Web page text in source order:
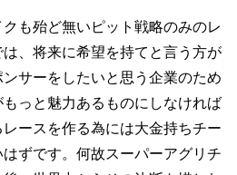
も殆ど無いピット戦略のみのレ
、将来に希望を持てと言う方が
サーをしたいと思う企業のため
っと魅力あるものにしなければ
ースを作る為には大金持ちチー
ずです。何故スーパーアグリチ